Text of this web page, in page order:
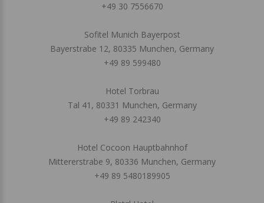
+49 30 7556670
Sofitel Munich Bayerpost
Bayerstrabe 12, 80335 Munchen, Germany
+49 89 599480
Hotel Torbrau
Tal 41, 80331 Munchen, Germany
+49 89 242340
Hotel Cocoon Hauptbahnhof
Mittererstrabe 9, 80336 Munchen, Germany
+49 89 5480189905